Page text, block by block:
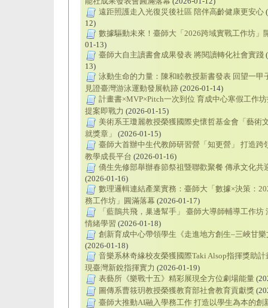
遠距照護走入光復災後社區 陪伴高齡健康更安心
12)
數據驅動未來！臺師大「2026跨域實戰工作坊」
01-13)
臺師大自主讀書會成果發表 將閱讀轉化社會實踐
13)
泳動生命的力量：陳和睦教授新書發表 回望一甲
見證臺灣游泳運動發展軌跡 (2026-01-14)
計畫書×MVP×Pitch一次到位 育成中心寒假工作
提案即戰力 (2026-01-15)
美術系王瓊麗教授榮獲國際史懷哲基金會「藝術
就獎章」
(2026-01-15)
臺師大首辦中生代教師研習營「知更營」 打造跨
教學成長平台 (2026-01-16)
僑生先修部舉辦春節祭祖暨聯歡聚餐 傳承文化共
(2026-01-16)
數理邏輯連結產業實務：臺師大「數據×決策：
務工作坊」圓滿落幕 (2026-01-17)
「藍鵲共飛，巢邊幫手」 臺師大導師輔導工作坊
情緒學習 (2026-01-18)
創新育成中心帶領學生《走進地方創生–三峽甘
(2026-01-18)
音樂系林奇緣校友榮獲國際Taki Alsop指揮獎助計
現臺灣新銳指揮實力 (2026-01-19)
表藝所《樂戰十五》精彩展現全方位劇場能量
圖傳系曹筱玥教授榮獲教育部社會教育貢獻獎
臺師大推動AI融入學務工作 打造以學生為本的創